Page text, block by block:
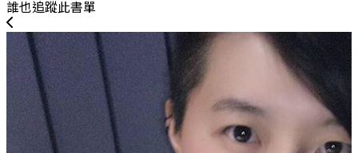
誰也追蹤此書單